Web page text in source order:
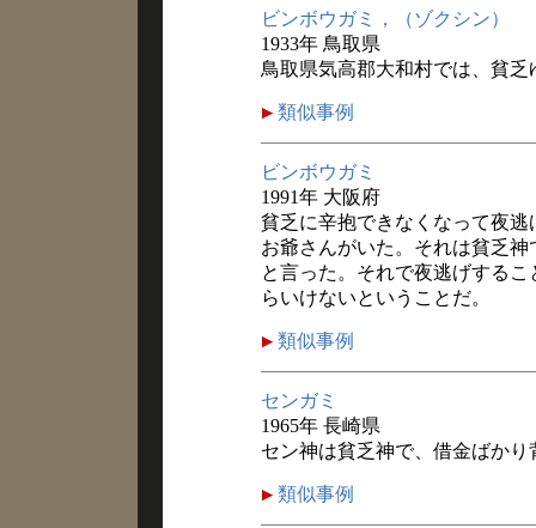
ビンボウガミ，（ゾクシン）
1933年 鳥取県
鳥取県気高郡大和村では、貧
類似事例
ビンボウガミ
1991年 大阪府
貧乏に辛抱できなくなって夜
お爺さんがいた。それは貧乏
と言った。それで夜逃げする
らいけないということだ。
類似事例
センガミ
1965年 長崎県
セン神は貧乏神で、借金ばかり
類似事例